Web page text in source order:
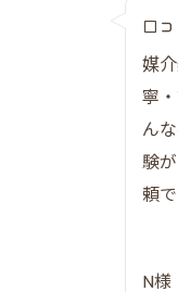
プレミ
プレミアム
売主も
だんら
成約ま
笑顔が
口
媒
寧
ん
験
頼
N様